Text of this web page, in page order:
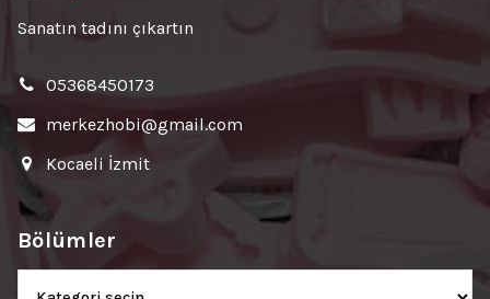
Sanatın tadını çıkartın
05368450173
merkezhobi@gmail.com
Kocaeli İzmit
Bölümler
Bölümler